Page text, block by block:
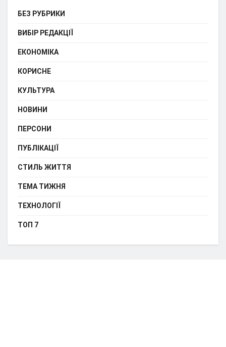
БЕЗ РУБРИКИ
ВИБІР РЕДАКЦІЇ
ЕКОНОМІКА
КОРИСНЕ
КУЛЬТУРА
НОВИНИ
ПЕРСОНИ
ПУБЛІКАЦІЇ
СТИЛЬ ЖИТТЯ
ТЕМА ТИЖНЯ
ТЕХНОЛОГІЇ
ТОП 7